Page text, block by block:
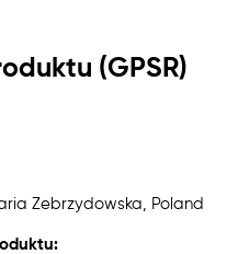
(GPSR)
Zebrzydowska, Poland